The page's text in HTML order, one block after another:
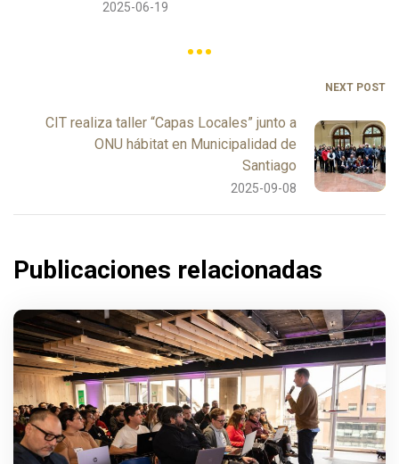
2025-06-19
NEXT POST
CIT realiza taller “Capas Locales” junto a
ONU hábitat en Municipalidad de
Santiago
2025-09-08
Publicaciones relacionadas